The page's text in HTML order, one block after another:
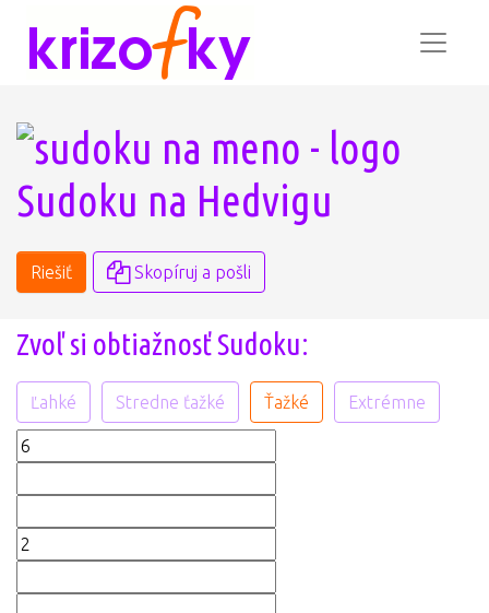
Sudoku na Hedvigu
Riešiť Skopíruj a pošli
Zvoľ si obtiažnosť Sudoku:
Ľahké Stredne ťažké Ťažké Extrémne